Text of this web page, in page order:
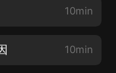
10min
10min